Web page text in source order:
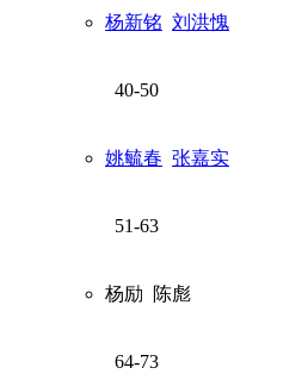
杨新铭 刘洪愧
40-50
姚毓春 张嘉实
51-63
杨励 陈彪
64-73